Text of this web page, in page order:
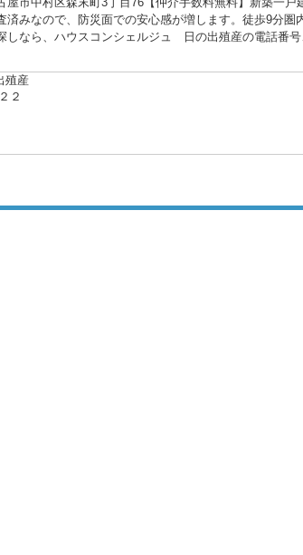
済みなので、防災面での安心感が増します。徒歩9分圏
しなら、ハウスコンシェルジュ 日の出殖産の電話番
殖産
２